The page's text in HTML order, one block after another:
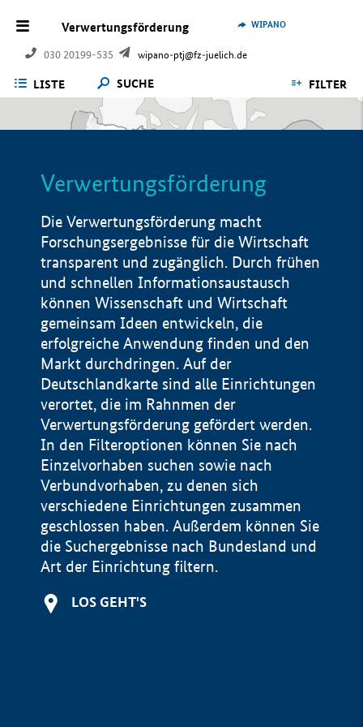
Verwertungsförderung
030 20199-535 wipano-ptj@fz-juelich.de
WIPANO
LISTE SUCHE FILTER
Verwertungsförderung
Die Verwertungsförderung macht
Forschungsergebnisse für die Wirtschaft
transparent und zugänglich. Durch frühen
und schnellen Informationsaustausch
können Wissenschaft und Wirtschaft
gemeinsam Ideen entwickeln, die
erfolgreiche Anwendung finden und den
Markt durchdringen. Auf der
Deutschlandkarte sind alle Einrichtungen
verortet, die im Rahnmen der
Verwertungsförderung gefördert werden.
In den Filteroptionen können Sie nach
Einzelvorhaben suchen sowie nach
Verbundvorhaben, zu denen sich
verschiedene Einrichtungen zusammen
geschlossen haben. Außerdem können Sie
die Suchergebnisse nach Bundesland und
Art der Einrichtung filtern.
LOS GEHT'S